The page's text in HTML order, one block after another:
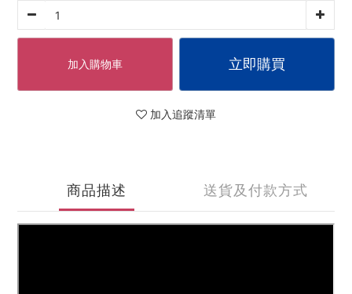
加入購物車 立即購買
加入追蹤清單
商品描述 送貨及付款方式